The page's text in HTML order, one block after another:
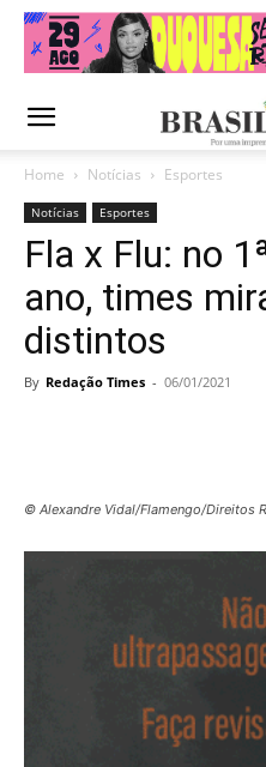
Home Notícias Esportes
Notícias Esportes
Fla x Flu: no
ano, times
distintos
By Redação Times - 06/01/2021
© Alexandre Vidal/Flamengo/Direitos